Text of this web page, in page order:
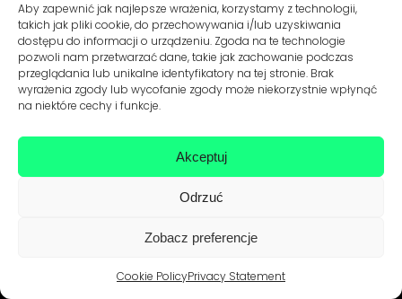
Aby zapewnić jak najlepsze wrażenia, korzystamy z technologii,
takich jak pliki cookie, do przechowywania i/lub uzyskiwania
dostępu do informacji o urządzeniu. Zgoda na te technologie
pozwoli nam przetwarzać dane, takie jak zachowanie podczas
przeglądania lub unikalne identyfikatory na tej stronie. Brak
wyrażenia zgody lub wycofanie zgody może niekorzystnie wpłynąć
na niektóre cechy i funkcje.
Akceptuj
Odrzuć
Zobacz preferencje
Cookie PolicyPrivacy Statement